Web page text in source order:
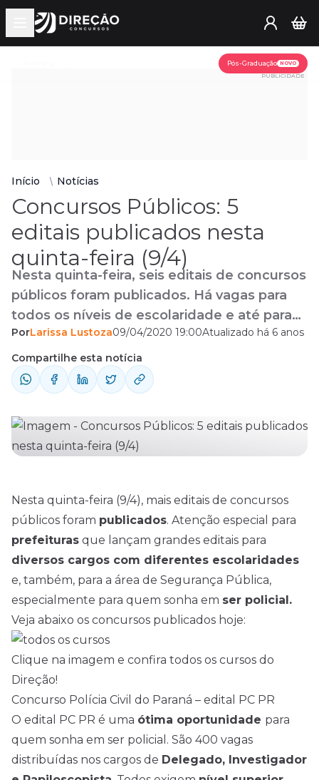
Open main menu
Pós-Graduação NOVO
PUBLICIDADE
Início Notícias
Concursos Públicos: 5
editais publicados nesta
quinta-feira (9/4)
Nesta quinta-feira, seis editais de concursos
públicos foram publicados. Há vagas para
todos os níveis de escolaridade e até para
área policial.
PorLarissa Lustoza09/04/2020 19:00Atualizado há 6 anos
Compartilhe esta notícia
Nesta quinta-feira (9/4), mais editais de concursos
públicos foram publicados. Atenção especial para
prefeituras que lançam grandes editais para
diversos cargos com diferentes escolaridades
e, também, para a área de Segurança Pública,
especialmente para quem sonha em ser policial.
Veja abaixo os concursos publicados hoje:
Clique na imagem e confira todos os cursos do
Direção!
Concurso Polícia Civil do Paraná – edital PC PR
O edital PC PR é uma ótima oportunidade para
quem sonha em ser policial. São 400 vagas
distribuídas nos cargos de Delegado, Investigador